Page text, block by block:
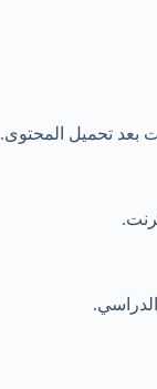
بعد تحميل المحتوى.